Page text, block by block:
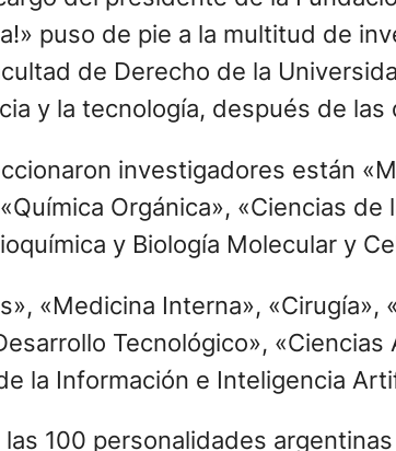
puso de pie a la multitud de
de Derecho de la
y la tecnología, después de
investigadores están
Orgánica», «Ciencias
y Biología Molecular y
«Medicina Interna», «Cirugía»,
Tecnológico»,
la Información e Inteligencia